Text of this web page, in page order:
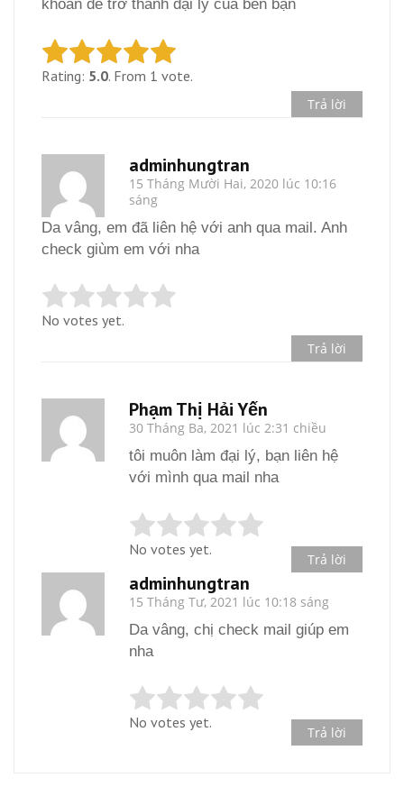
khoản để trở thành đại lý của bên bạn
Rating: 5.0. From 1 vote.
Trả lời
adminhungtran
15 Tháng Mười Hai, 2020 lúc 10:16
sáng
Da vâng, em đã liên hệ với anh qua mail. Anh
check giùm em với nha
No votes yet.
Trả lời
Phạm Thị Hải Yến
30 Tháng Ba, 2021 lúc 2:31 chiều
tôi muôn làm đại lý, bạn liên hệ
với mình qua mail nha
No votes yet.
Trả lời
adminhungtran
15 Tháng Tư, 2021 lúc 10:18 sáng
Da vâng, chị check mail giúp em
nha
No votes yet.
Trả lời